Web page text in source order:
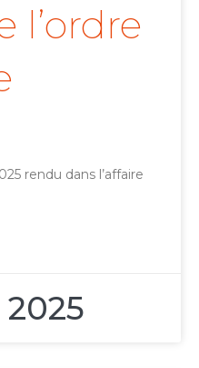
l’ordre
rendu dans l’affaire